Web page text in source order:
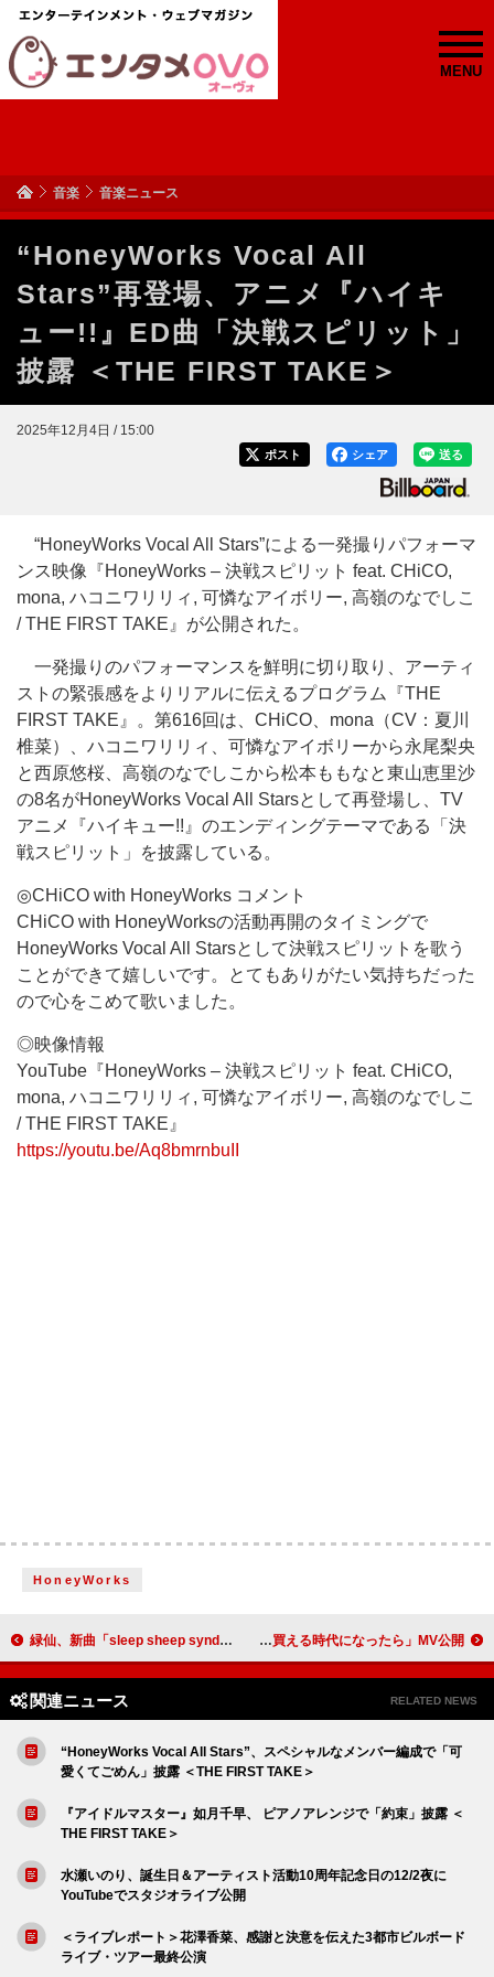
MENU
音楽 音楽ニュース
“HoneyWorks Vocal All
Stars”再登場、アニメ『ハイキ
ュー!!』ED曲「決戦スピリット」
披露 ＜THE FIRST TAKE＞
2025年12月4日 / 15:00
送る
シェア
ポスト
“HoneyWorks Vocal All Stars”による一発撮りパフォーマ
ンス映像『HoneyWorks – 決戦スピリット feat. CHiCO,
mona, ハコニワリリィ, 可憐なアイボリー, 高嶺のなでしこ
/ THE FIRST TAKE』が公開された。
一発撮りのパフォーマンスを鮮明に切り取り、アーティ
ストの緊張感をよりリアルに伝えるプログラム『THE
FIRST TAKE』。第616回は、CHiCO、mona（CV：夏川
椎菜）、ハコニワリリィ、可憐なアイボリーから永尾梨央
と西原悠桜、高嶺のなでしこから松本ももなと東山恵里沙
の8名がHoneyWorks Vocal All Starsとして再登場し、TV
アニメ『ハイキュー!!』のエンディングテーマである「決
戦スピリット」を披露している。
◎CHiCO with HoneyWorks コメント
CHiCO with HoneyWorksの活動再開のタイミングで
HoneyWorks Vocal All Starsとして決戦スピリットを歌う
ことができて嬉しいです。とてもありがたい気持ちだった
ので心をこめて歌いました。
◎映像情報
YouTube『HoneyWorks – 決戦スピリット feat. CHiCO,
mona, ハコニワリリィ, 可憐なアイボリー, 高嶺のなでしこ
/ THE FIRST TAKE』
https://youtu.be/Aq8bmrnbuII
HoneyWorks
緑仙、新曲「sleep sheep syndrome (feat. ヒトリエ)」配信リリース＆リリックビデオ公開 はしメロ、EP『百面相』リリース＆収録楽曲「メルカリで愛が買える時代になったら」MV公開
関連ニュース RELATED NEWS
“HoneyWorks Vocal All Stars”、スペシャルなメンバー編成で「可
愛くてごめん」披露 ＜THE FIRST TAKE＞
『アイドルマスター』如月千早、 ピアノアレンジで「約束」披露 ＜
THE FIRST TAKE＞
水瀬いのり、誕生日＆アーティスト活動10周年記念日の12/2夜に
YouTubeでスタジオライブ公開
＜ライブレポート＞花澤香菜、感謝と決意を伝えた3都市ビルボード
ライブ・ツアー最終公演